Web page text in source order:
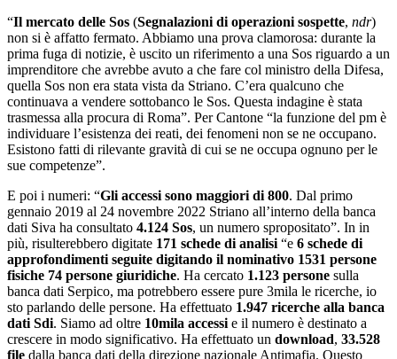
“Il mercato delle Sos (Segnalazioni di operazioni sospette, ndr)
non si è affatto fermato. Abbiamo una prova clamorosa: durante la
prima fuga di notizie, è uscito un riferimento a una Sos riguardo a un
imprenditore che avrebbe avuto a che fare col ministro della Difesa,
quella Sos non era stata vista da Striano. C’era qualcuno che
continuava a vendere sottobanco le Sos. Questa indagine è stata
trasmessa alla procura di Roma”. Per Cantone “la funzione del pm è
individuare l’esistenza dei reati, dei fenomeni non se ne occupano.
Esistono fatti di rilevante gravità di cui se ne occupa ognuno per le
sue competenze”.
E poi i numeri: “Gli accessi sono maggiori di 800. Dal primo
gennaio 2019 al 24 novembre 2022 Striano all’interno della banca
dati Siva ha consultato 4.124 Sos, un numero spropositato”. In in
più, risulterebbero digitate 171 schede di analisi “e 6 schede di
approfondimenti seguite digitando il nominativo 1531 persone
fisiche 74 persone giuridiche. Ha cercato 1.123 persone sulla
banca dati Serpico, ma potrebbero essere pure 3mila le ricerche, io
sto parlando delle persone. Ha effettuato 1.947 ricerche alla banca
dati Sdi. Siamo ad oltre 10mila accessi e il numero è destinato a
crescere in modo significativo. Ha effettuato un download, 33.528
file dalla banca dati della direzione nazionale Antimafia. Questo